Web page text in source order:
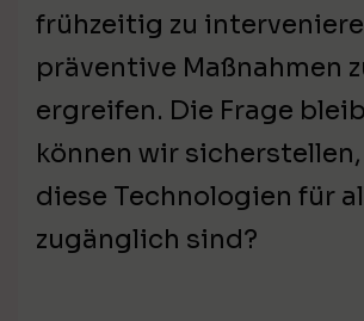
frühzeitig zu
präventive Maßnahmen
ergreifen. Die Frage
können wir
diese Technologien für
zugänglich sind?